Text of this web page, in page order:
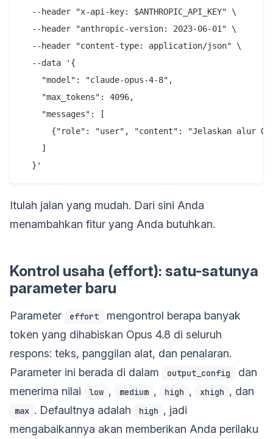
  --header "x-api-key: $ANTHROPIC_API_KEY" \
  --header "anthropic-version: 2023-06-01" \
  --header "content-type: application/json" \
  --data '{
    "model": "claude-opus-4-8",
    "max_tokens": 4096,
    "messages": [
{"role": "user", "content": "Jelaskan alur
    ]
Itulah jalan yang mudah. Dari sini Anda
menambahkan fitur yang Anda butuhkan.
Kontrol usaha (effort): satu-satunya
parameter baru
Parameter effort
mengontrol berapa banyak
token yang dihabiskan Opus 4.8 di seluruh
respons: teks, panggilan alat, dan penalaran.
Parameter ini berada di dalam
output_config
dan
menerima nilai
low , medium , high , xhigh , dan
max . Defaultnya adalah high , jadi
mengabaikannya akan memberikan Anda perilaku